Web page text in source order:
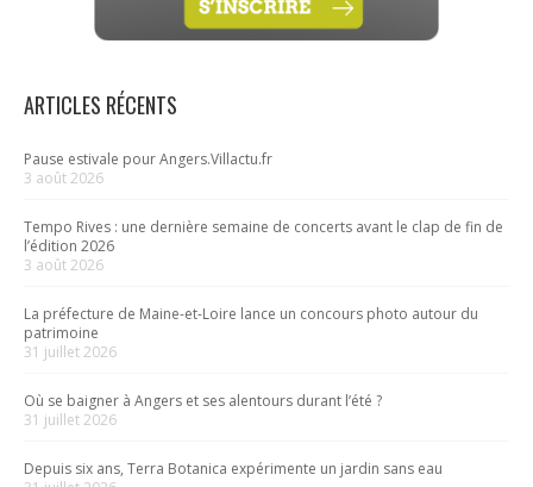
ARTICLES RÉCENTS
Pause estivale pour Angers.Villactu.fr
3 août 2026
Tempo Rives : une dernière semaine de concerts avant le clap de fin de
l’édition 2026
3 août 2026
La préfecture de Maine-et-Loire lance un concours photo autour du
patrimoine
31 juillet 2026
Où se baigner à Angers et ses alentours durant l’été ?
31 juillet 2026
Depuis six ans, Terra Botanica expérimente un jardin sans eau